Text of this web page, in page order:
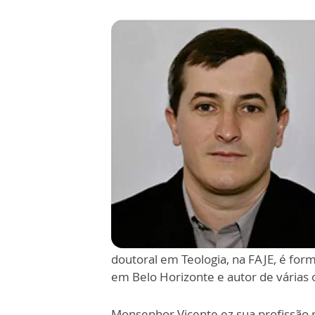
doutoral em Teologia, na FAJE, é
em Belo Horizonte e autor de várias